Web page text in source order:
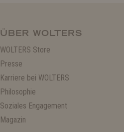
ÜBER WOLTERS
WOLTERS Store
Presse
Karriere bei WOLTERS
Philosophie
Soziales Engagement
Magazin